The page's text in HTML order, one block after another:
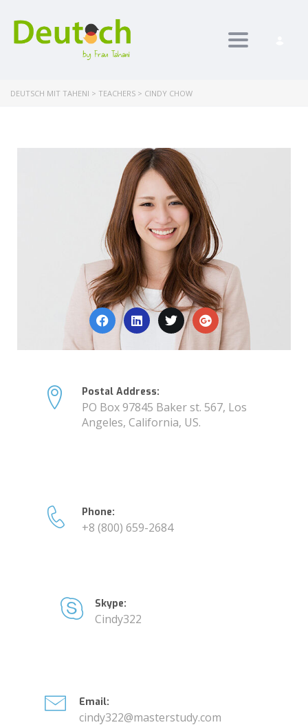
Toggle
DEUTSCH MIT TAHENI > TEACHERS > CINDY CHOW
Postal Address:
PO Box 97845 Baker st. 567, Los
Angeles, California, US.
Phone:
+8 (800) 659-2684
Skype:
Cindy322
Email:
cindy322@masterstudy.com